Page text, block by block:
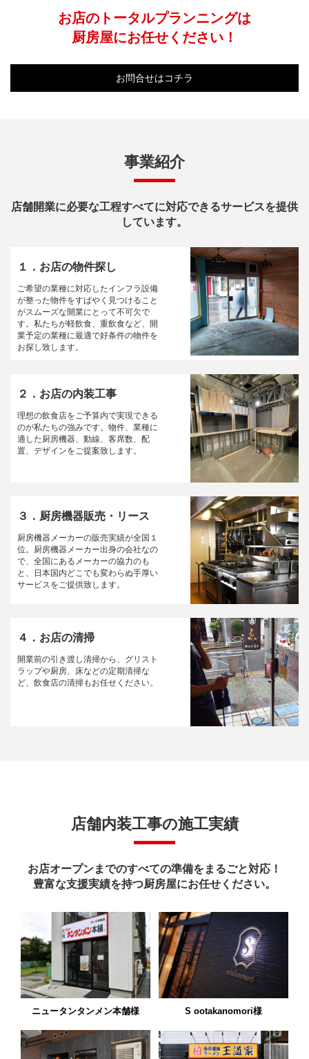
お店のトータルプランニングは
厨房屋にお任せください！
お問合せはコチラ
事業紹介
店舗開業に必要な工程すべてに対応できるサービスを提供
しています。
１．お店の物件探し
ご希望の業種に対応したインフラ設備
が整った物件をすばやく見つけること
がスムーズな開業にとって不可欠で
す。私たちが軽飲食、重飲食など、開
業予定の業種に最適で好条件の物件を
お探し致します。
２．お店の内装工事
理想の飲食店をご予算内で実現できる
のが私たちの強みです。物件、業種に
適した厨房機器、動線、客席数、配
置、デザインをご提案致します。
３．厨房機器販売・リース
厨房機器メーカーの販売実績が全国１
位。厨房機器メーカー出身の会社なの
で、全国にあるメーカーの協力のも
と、日本国内どこでも変わらぬ手厚い
サービスをご提供致します。
４．お店の清掃
開業前の引き渡し清掃から、グリスト
ラップや厨房、床などの定期清掃な
ど、飲食店の清掃もお任せください。
店舗内装工事の施工実績
お店オープンまでのすべての準備をまるごと対応！
豊富な支援実績を持つ厨房屋にお任せください。
ニュータンタンメン本舗様 S ootakanomori様